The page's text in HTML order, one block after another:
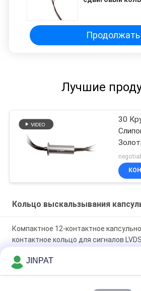
Продолжать
Лучшие
30
Кольцо выскальзывания
Компактное 12-контактное
контактное кольцо для сигналов
18-контактное капсульное кольцо
JINPAT